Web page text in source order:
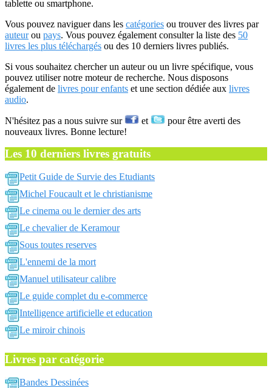
tablette ou smartphone.
Vous pouvez naviguer dans les catégories ou trouver des livres par
auteurou pays. Vous pouvez également consulter la liste des 50
livres les plus téléchargés ou des 10 derniers livres publiés.
Si vous souhaitez chercher un auteur ou un livre spécifique, vous
pouvez utiliser notre moteur de recherche. Nous disposons
également de livres pour enfants et une section dédiée aux livres
audio.
N'hésitez pas a nous suivre sur et
pour être averti des
nouveaux livres. Bonne lecture!
Les 10 derniers livres gratuits
Petit Guide de Survie des Etudiants
Michel Foucault et le christianisme
Le cinema ou le dernier des arts
Le chevalier de Keramour
Sous toutes reserves
L'ennemi de la mort
Manuel utilisateur calibre
Le guide complet du e-commerce
Intelligence artificielle et education
Le miroir chinois
Livres par catégorie
Bandes Dessinées